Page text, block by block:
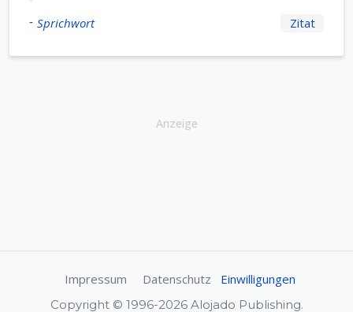
- Sprichwort Zitat
Anzeige
Impressum Datenschutz Einwilligungen
Copyright © 1996-2026 Alojado Publishing.